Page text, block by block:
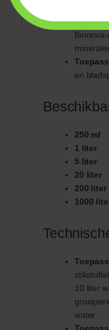
en
250 ml
1 liter
5 liter
20 liter
200 liter
1000
10 liter
water.